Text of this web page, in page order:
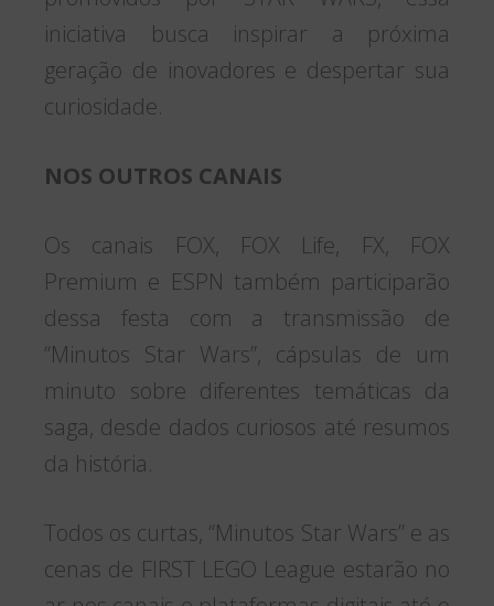
iniciativa busca inspirar a próxima
geração de inovadores e despertar sua
curiosidade.
NOS OUTROS CANAIS
Os canais FOX, FOX Life, FX, FOX
Premium e ESPN também participarão
dessa festa com a transmissão de
“Minutos Star Wars”, cápsulas de um
minuto sobre diferentes temáticas da
saga, desde dados curiosos até resumos
da história.
Todos os curtas, “Minutos Star Wars” e as
cenas de FIRST LEGO League estarão no